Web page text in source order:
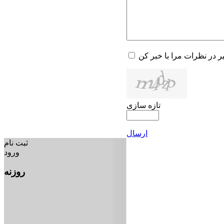
در نظرات مرا با خبر کن
تازه سازی
ارسال
ثبت نام
ورود
روزنه